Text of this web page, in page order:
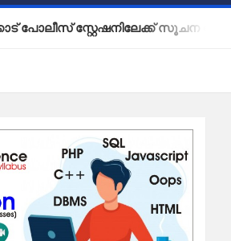
സ്റ്റേഷനിലേക്ക് സൂചന ബോർഡ്